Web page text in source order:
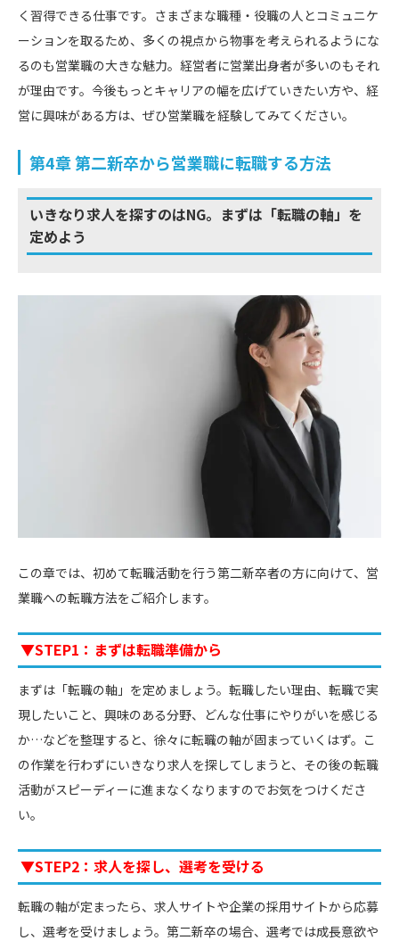
く習得できる仕事です。さまざまな職種・役職の人とコミュニケ
ーションを取るため、多くの視点から物事を考えられるようにな
るのも営業職の大きな魅力。経営者に営業出身者が多いのもそれ
が理由です。今後もっとキャリアの幅を広げていきたい方や、経
営に興味がある方は、ぜひ営業職を経験してみてください。
第4章 第二新卒から営業職に転職する方法
いきなり求人を探すのはNG。まずは「転職の軸」を
定めよう
この章では、初めて転職活動を行う第二新卒者の方に向けて、営
業職への転職方法をご紹介します。
▼STEP1：まずは転職準備から
まずは「転職の軸」を定めましょう。転職したい理由、転職で実
現したいこと、興味のある分野、どんな仕事にやりがいを感じる
か…などを整理すると、徐々に転職の軸が固まっていくはず。こ
の作業を行わずにいきなり求人を探してしまうと、その後の転職
活動がスピーディーに進まなくなりますのでお気をつけくださ
い。
▼STEP2：求人を探し、選考を受ける
転職の軸が定まったら、求人サイトや企業の採用サイトから応募
し、選考を受けましょう。第二新卒の場合、選考では成長意欲や